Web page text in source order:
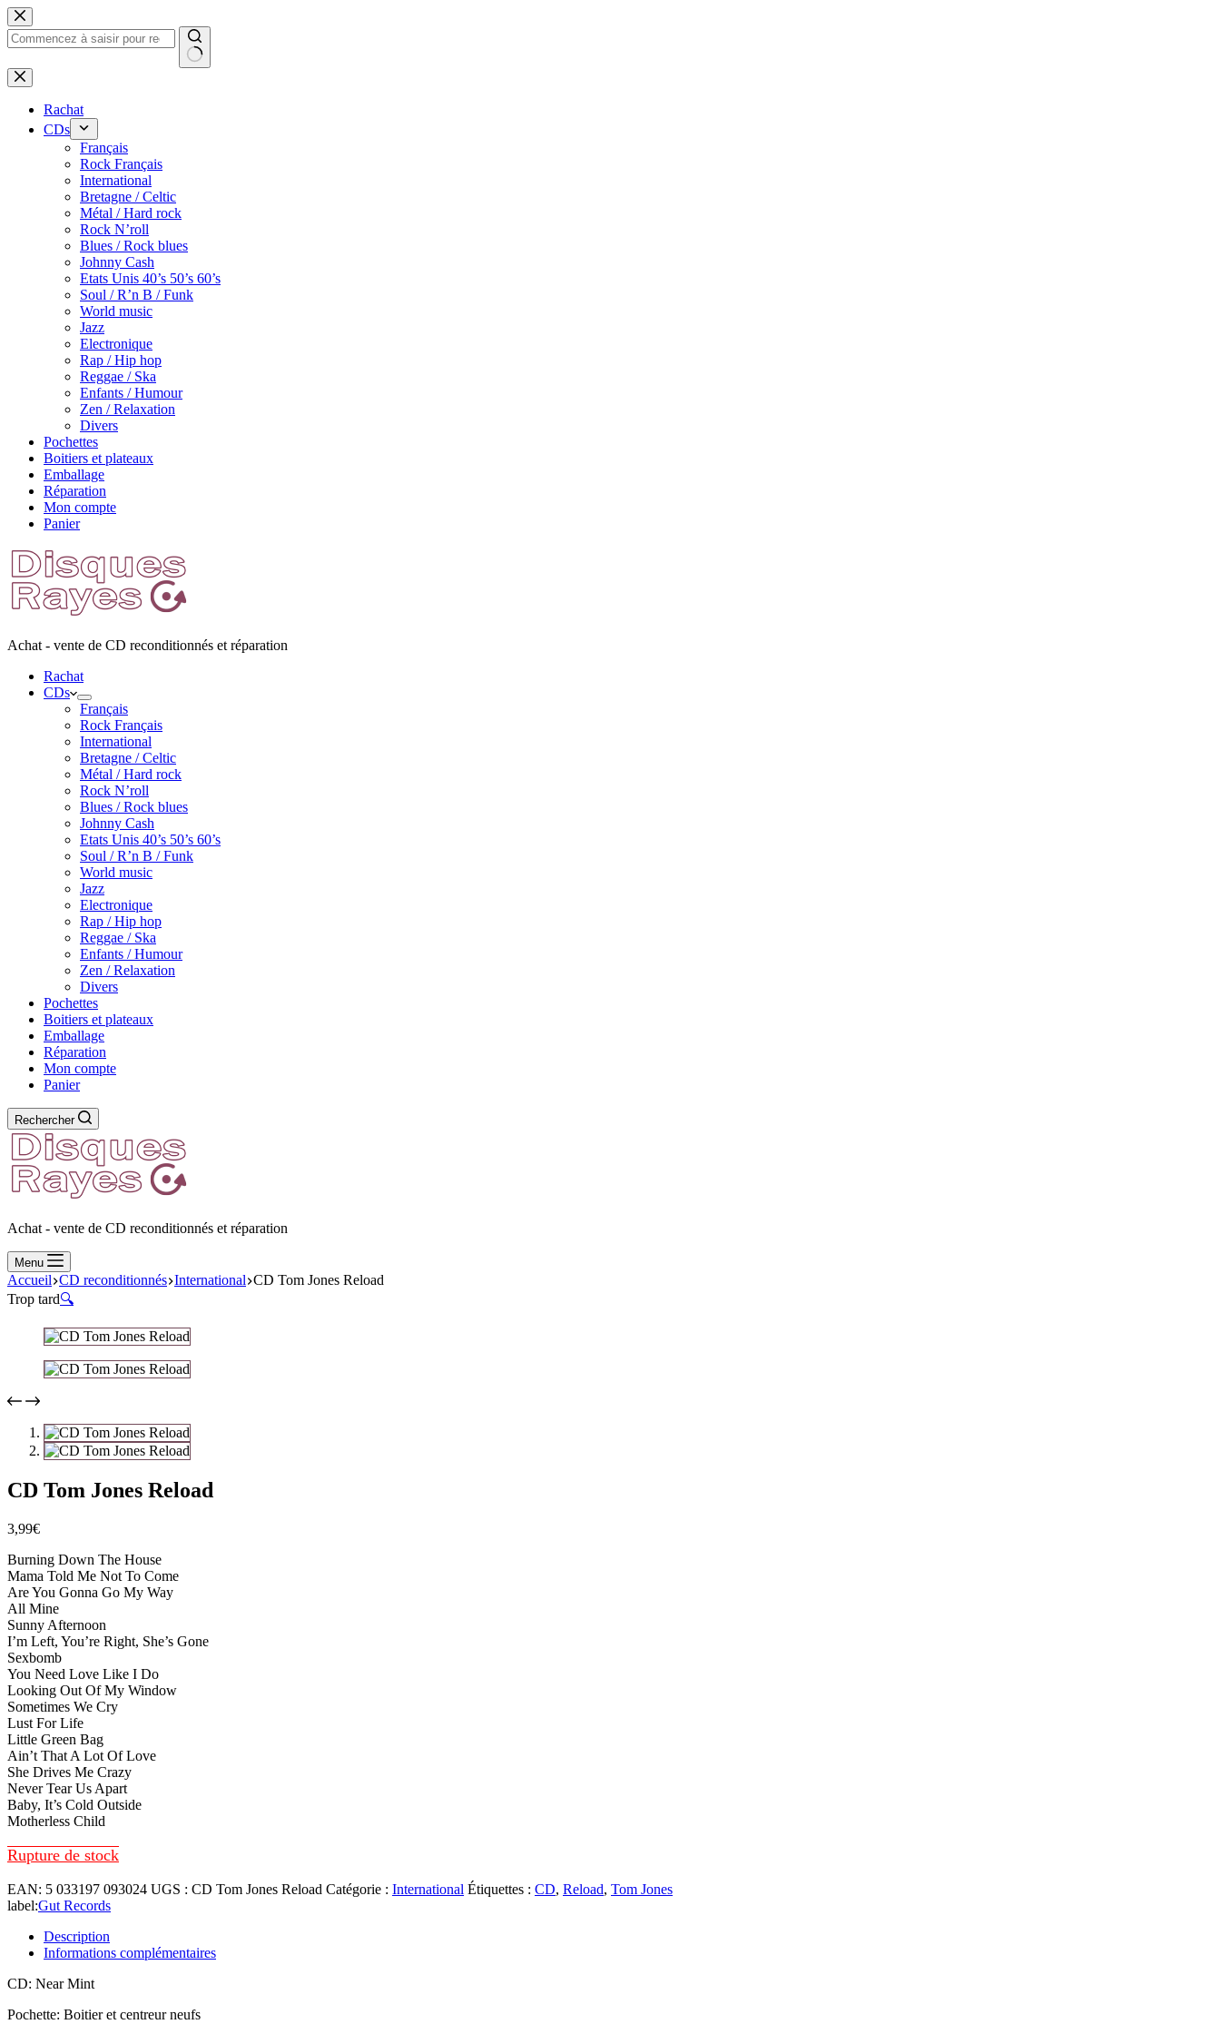
Passer
au
contenu
Rachat
CDs
Français
Rock Français
International
Bretagne / Celtic
Métal / Hard rock
Rock N’roll
Blues / Rock blues
Johnny Cash
Etats Unis 40’s 50’s 60’s
Soul / R’n B / Funk
World music
Jazz
Electronique
Rap / Hip hop
Reggae / Ska
Enfants / Humour
Zen / Relaxation
Divers
Pochettes
Boitiers et plateaux
Emballage
Réparation
Mon compte
Panier
Achat - vente de CD reconditionnés et réparation
Rachat
CDs
Français
Rock Français
International
Bretagne / Celtic
Métal / Hard rock
Rock N’roll
Blues / Rock blues
Johnny Cash
Etats Unis 40’s 50’s 60’s
Soul / R’n B / Funk
World music
Jazz
Electronique
Rap / Hip hop
Reggae / Ska
Enfants / Humour
Zen / Relaxation
Divers
Pochettes
Boitiers et plateaux
Emballage
Réparation
Mon compte
Panier
Rechercher
Achat - vente de CD reconditionnés et réparation
Menu
Accueil CD reconditionnés International CD Tom Jones Reload
Trop tard🔍
CD Tom Jones Reload
3,99€
Burning Down The House
Mama Told Me Not To Come
Are You Gonna Go My Way
All Mine
Sunny Afternoon
I’m Left, You’re Right, She’s Gone
Sexbomb
You Need Love Like I Do
Looking Out Of My Window
Sometimes We Cry
Lust For Life
Little Green Bag
Ain’t That A Lot Of Love
She Drives Me Crazy
Never Tear Us Apart
Baby, It’s Cold Outside
Motherless Child
Rupture de stock
EAN: 5 033197 093024 UGS : CD Tom Jones Reload Catégorie : International Étiquettes : CD, Reload, Tom Jones
label:Gut Records
Description
Informations complémentaires
CD: Near Mint
Pochette: Boitier et centreur neufs